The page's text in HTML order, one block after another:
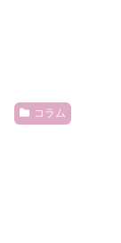
コラム